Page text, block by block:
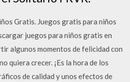
Gratis. Juegos gratis para niños
juegos para niños gratis en
algunos momentos de felicidad con
quiera crecer. ¡Es la hora de los
de calidad y unos efectos de